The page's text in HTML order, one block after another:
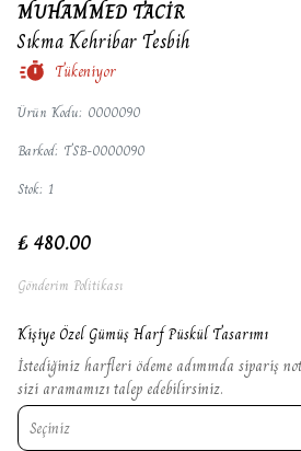
MUHAMMED TACİR
Sıkma Kehribar Tesbih
Tükeniyor
Ürün Kodu: 0000090
Barkod: TSB-0000090
Stok: 1
₺ 480.00
Gönderim Politikası
Kişiye Özel Gümüş Harf Püskül Tasarımı
İstediğiniz harfleri ödeme adımında sipariş
sizi aramamızı talep edebilirsiniz.
Seçiniz